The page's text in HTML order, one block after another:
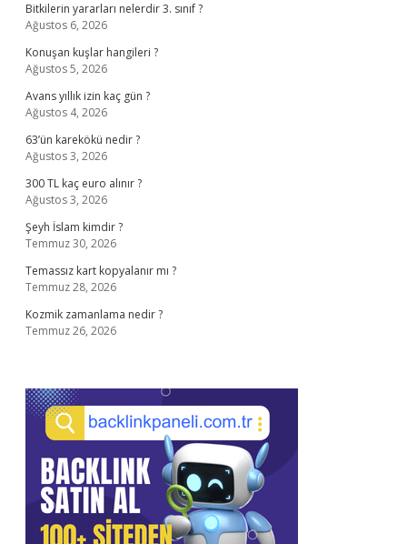
Bitkilerin yararları nelerdir 3. sınıf ?
Ağustos 6, 2026
Konuşan kuşlar hangileri ?
Ağustos 5, 2026
Avans yıllık izin kaç gün ?
Ağustos 4, 2026
63’ün karekökü nedir ?
Ağustos 3, 2026
300 TL kaç euro alınır ?
Ağustos 3, 2026
Şeyh İslam kimdir ?
Temmuz 30, 2026
Temassız kart kopyalanır mı ?
Temmuz 28, 2026
Kozmik zamanlama nedir ?
Temmuz 26, 2026